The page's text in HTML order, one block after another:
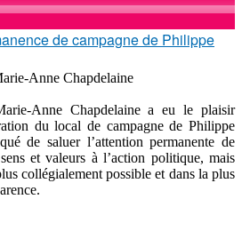
de campagne de Philippe
Anne Chapdelaine
Anne Chapdelaine a eu le plaisir
du local de campagne de Philippe
de saluer l’attention permanente de
et valeurs à l’action politique, mais
collégialement possible et dans la plus